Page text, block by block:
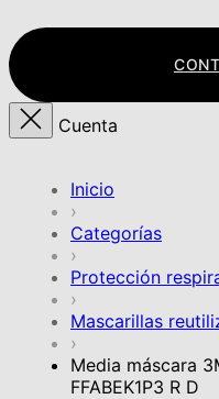
Cuenta
Inicio
›
Categorías
›
Protección
›
Mascarillas
›
Media máscara
FFABEK1P3 R D